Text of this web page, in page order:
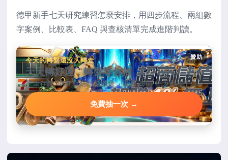
德甲新手七天研究練習怎麼安排，用四步流程、兩組數
字案例、比較表、FAQ 與查核清單完成進階判讀。
贊助
今天的轉盤還沒人轉走
天天轉好運，轉盤等你抽
單筆存款 3000 就送轉盤機會，最高 2888 每天都能中。
免費抽一次 →